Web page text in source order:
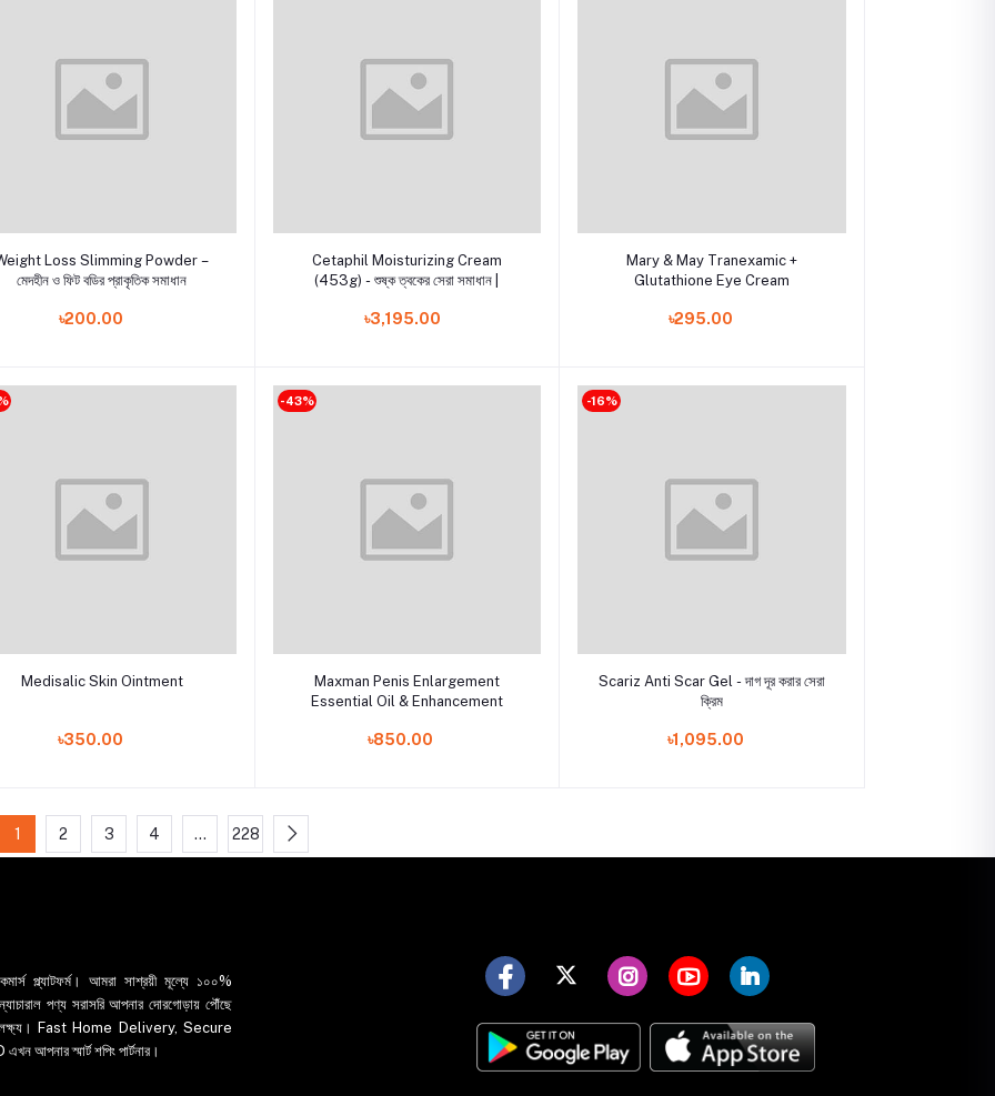
Add to cart
Loss Slimming Powder –
মেদহীন ও ফিট বডির প্রাকৃতিক সমাধান
৳200.00
Add to cart
Cetaphil Moisturizing Cream
(453g) - শুষ্ক ত্বকের সেরা সমাধান |
৳3,195.00
Add to cart
Mary & May Tranexamic +
Glutathione Eye Cream
৳295.00
Add to cart
Medisalic Skin Ointment
৳350.00
-43%
Add to cart
Maxman Penis Enlargement
Essential Oil & Enhancement
৳850.00
-16%
Add to cart
Scariz Anti Scar Gel - দাগ দূর করার সেরা
ক্রিম
৳1,095.00
1 2 3 4 … 228
প্ল্যাটফর্ম। আমরা সাশ্রয়ী মূল্যে ১০০%
পণ্য সরাসরি আপনার দোরগোড়ায় পৌঁছে
লক্ষ্য। Fast Home Delivery, Secure
স্মার্ট শপিং পার্টনার।